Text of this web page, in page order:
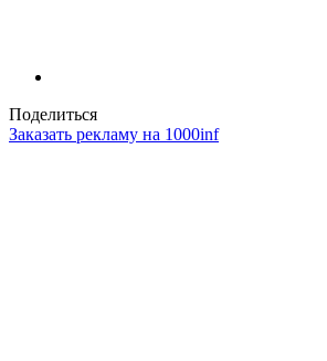
Поделиться
Заказать рекламу на 1000inf